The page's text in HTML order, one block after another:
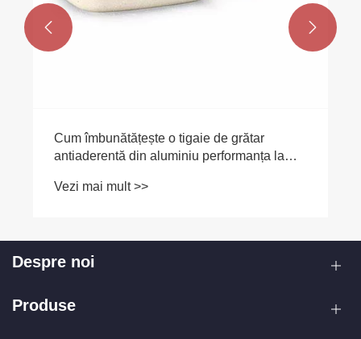
Cum îmbunătățește o tigaie de grătar
antiaderentă din aluminiu performanța la
Vezi mai mult >>
 
Despre noi
Produse